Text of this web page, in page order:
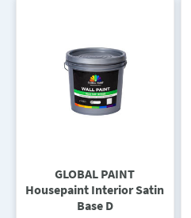
GLOBAL PAINT
Housepaint Interior Satin
Base D